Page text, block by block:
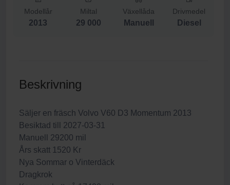
Modellår
2013
Miltal
29 000
Växellåda
Manuell
Drivmedel
Diesel
Beskrivning
Säljer en fräsch Volvo V60 D3 Momentum 2013
Besiktad till 2027-03-31
Manuell 29200 mil
Års skatt 1520 Kr
Nya Sommar o Vinterdäck
Dragkrok